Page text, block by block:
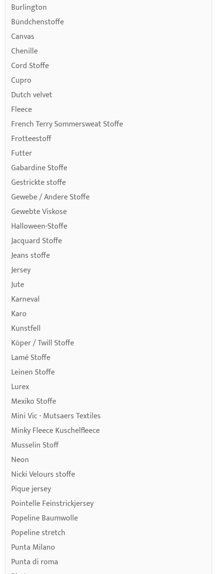
Burlington
Bündchenstoffe
Canvas
Chenille
Cord Stoffe
Cupro
Dutch velvet
Fleece
French Terry Sommersweat Stoffe
Frotteestoff
Futter
Gabardine Stoffe
Gestrickte stoffe
Gewebe / Andere Stoffe
Gewebte Viskose
Halloween-Stoffe
Jacquard Stoffe
Jeans stoffe
Jersey
Jute
Karneval
Karo
Kunstfell
Köper / Twill Stoffe
Lamé Stoffe
Leinen Stoffe
Lurex
Mexiko Stoffe
Mini Vic - Mutsaers Textiles
Minky Fleece Kuschelfleece
Musselin Stoff
Neon
Nicki Velours stoffe
Pique jersey
Pointelle Feinstrickjersey
Popeline Baumwolle
Popeline stretch
Punta Milano
Punta di roma